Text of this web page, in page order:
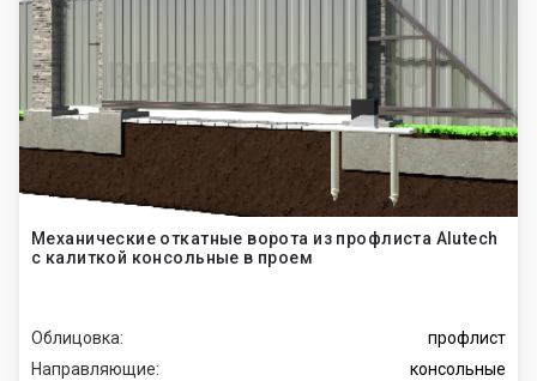
Механические откатные ворота из профлиста Alutech
с калиткой консольные в проем
Облицовка:
профлист
Направляющие:
консольные